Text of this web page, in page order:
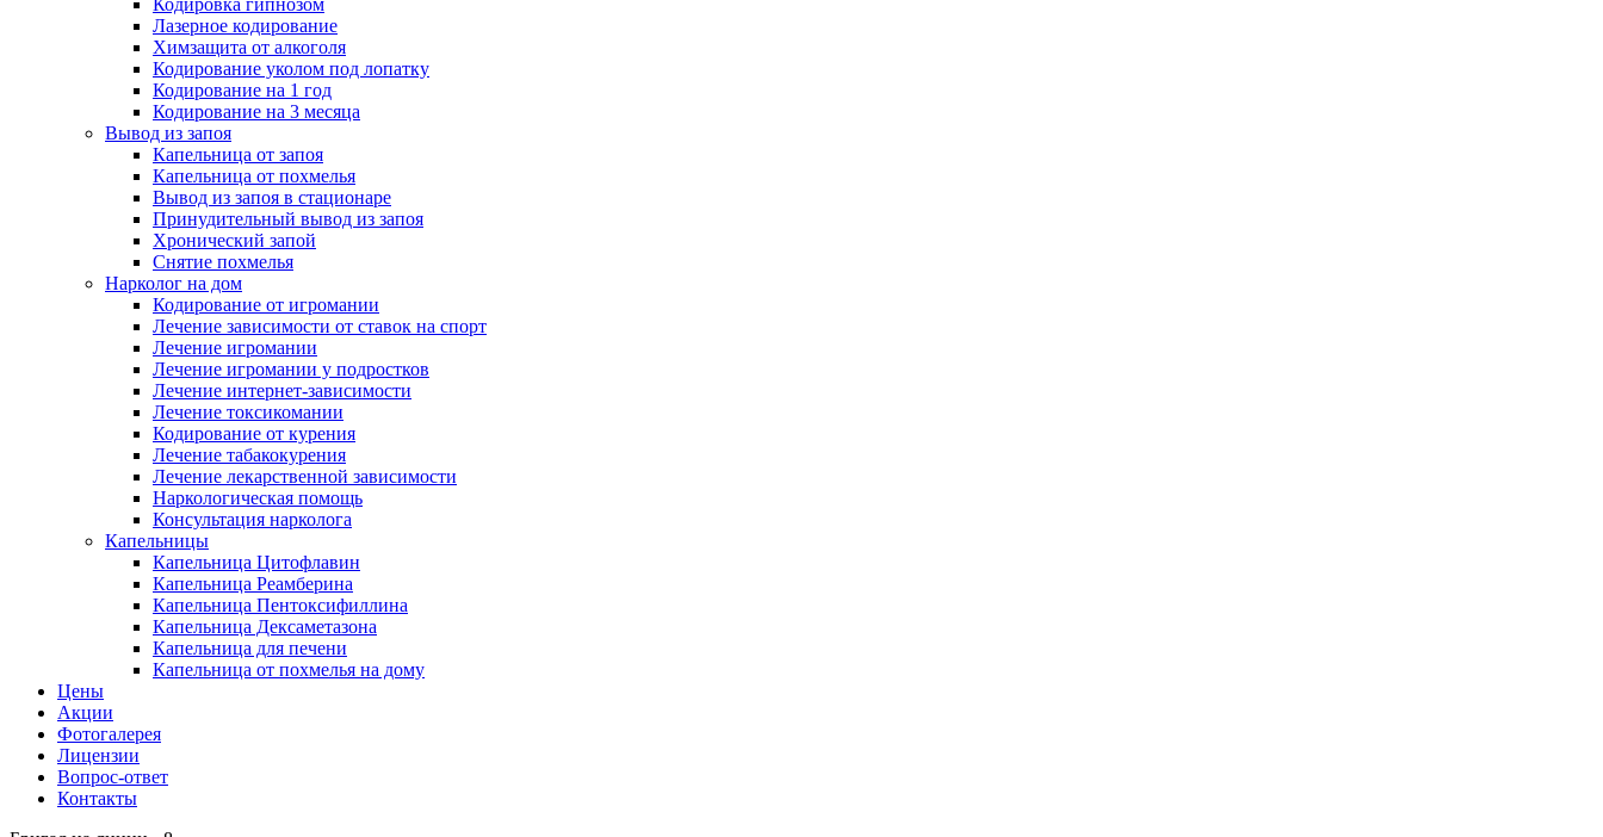
Лазерное кодирование
Химзащита от алкоголя
Кодирование уколом под лопатку
Кодирование на 1 год
Кодирование на 3 месяца
Вывод из запоя
Капельница от запоя
Капельница от похмелья
Вывод из запоя в стационаре
Принудительный вывод из запоя
Хронический запой
Снятие похмелья
Нарколог на дом
Кодирование от игромании
Лечение зависимости от ставок на спорт
Лечение игромании
Лечение игромании у подростков
Лечение интернет-зависимости
Лечение токсикомании
Кодирование от курения
Лечение табакокурения
Лечение лекарственной зависимости
Наркологическая помощь
Консультация нарколога
Капельницы
Капельница Цитофлавин
Капельница Реамберина
Капельница Пентоксифиллина
Капельница Дексаметазона
Капельница для печени
Капельница от похмелья на дому
Цены
Акции
Фотогалерея
Лицензии
Вопрос-ответ
Контакты